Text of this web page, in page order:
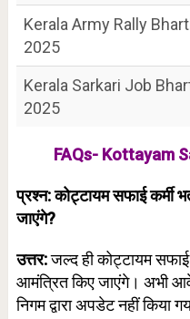
Kerala Army Rally
2025
Kerala Sarkari Job
2025
FAQs- Kottayam
प्रश्न: कोट्टायम सफाई कर्मी
जाएंगे?
उत्तर:जल्द ही कोट्टायम सफाई
आमंत्रित किए जाएंगे। अभी
निगम द्वारा अपडेट नहीं किया